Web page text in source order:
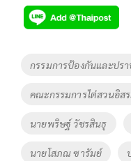
e
b
o
k
tt
er
p
y
Li
k
Tags
กรรมการป้องกันและปร
คณะกรรมการไต่สวนอิส
นายพริษฐ์ วัชรสินธุ
นายโสภณ ซารัมย์